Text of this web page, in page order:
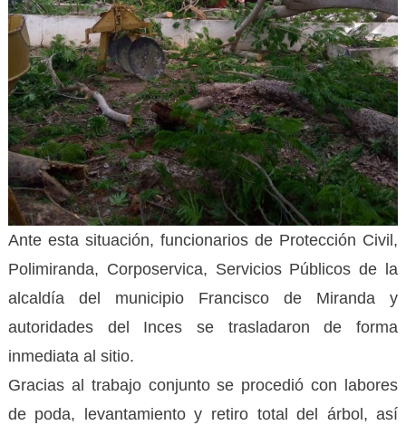
Ante esta situación, funcionarios de Protección Civil,
Polimiranda, Corposervica, Servicios Públicos de la
alcaldía del municipio Francisco de Miranda y
autoridades del Inces se trasladaron de forma
inmediata al sitio.
Gracias al trabajo conjunto se procedió con labores
de poda, levantamiento y retiro total del árbol, así